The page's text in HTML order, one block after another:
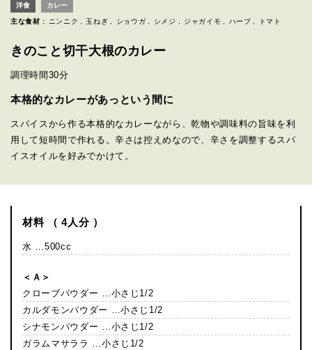
洋食 カレー
主な食材 : ニンニク 玉ねぎ ショウガ シメジ ジャガイモ ハーブ トマト
きのこと切干大根のカレー
調理時間 30分
本格的なカレーがあっという間に
スパイスから作る本格的なカレーながら、乾物や調味料の旨味を利
用して短時間で作れる。辛さは控えめなので、辛さを調整するスパ
イスオイルを好みでかけて。
材料 （ 4人分 ）
水 …500cc
＜Ａ＞
クローブパウダー …小さじ1/2
カルダモンパウダー …小さじ1/2
シナモンパウダー …小さじ1/2
ガラムマサララ …小さじ1/2